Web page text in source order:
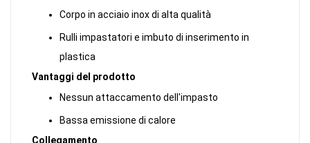
Corpo in acciaio inox di alta qualità
Rulli impastatori e imbuto di inserimento in
plastica
Vantaggi del prodotto
Nessun attaccamento dell'impasto
Bassa emissione di calore
Collegamento